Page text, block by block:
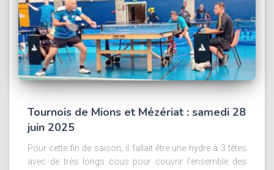
Tournois de Mions et Mézériat : samedi 28
juin 2025
Pour cette fin de saison, il fallait être une hydre à 3 têtes
avec de très longs cous pour couvrir l’ensemble des